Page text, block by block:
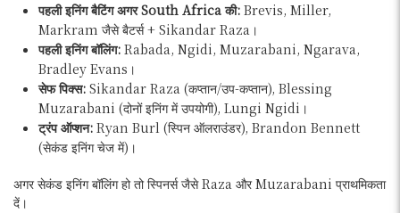
पहली इनिंग बैटिंग अगर South Africa की: Brevis, Miller,
Markram जैसे बैटर्स + Sikandar Raza।
पहली इनिंग बॉलिंग: Rabada, Ngidi, Muzarabani, Ngarava,
Bradley Evans।
सेफ पिक्स: Sikandar Raza (कप्तान/उप-कप्तान), Blessing
Muzarabani (दोनों इनिंग में उपयोगी), Lungi Ngidi।
ट्रंप ऑप्शन: Ryan Burl (स्पिन ऑलराउंडर), Brandon Bennett
(सेकंड इनिंग चेज में)।
अगर सेकंड इनिंग बॉलिंग हो तो स्पिनर्स जैसे Raza और Muzarabani प्राथमिकता
दें।